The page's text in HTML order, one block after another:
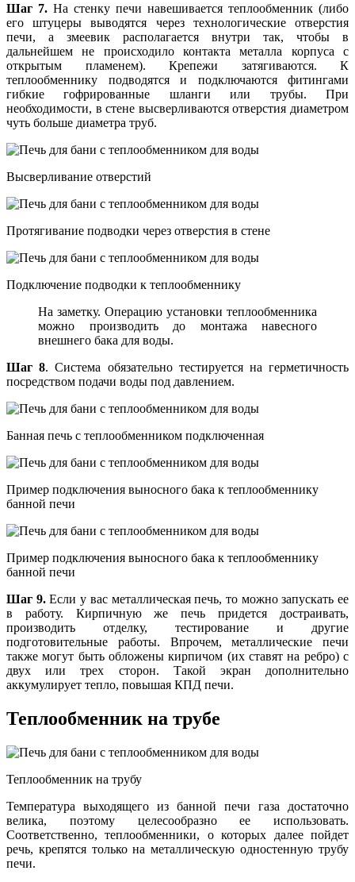
Шаг 7. На стенку печи навешивается теплообменник (либо
его штуцеры выводятся через технологические отверстия
печи, а змеевик располагается внутри так, чтобы в
дальнейшем не происходило контакта металла корпуса с
открытым пламенем). Крепежи затягиваются. К
теплообменнику подводятся и подключаются фитингами
гибкие гофрированные шланги или трубы. При
необходимости, в стене высверливаются отверстия диаметром
чуть больше диаметра труб.
Высверливание отверстий
Протягивание подводки через отверстия в стене
Подключение подводки к теплообменнику
На заметку. Операцию установки теплообменника
можно производить до монтажа навесного
внешнего бака для воды.
Шаг 8. Система обязательно тестируется на герметичность
посредством подачи воды под давлением.
Банная печь с теплообменником подключенная
Пример подключения выносного бака к теплообменнику
банной печи
Пример подключения выносного бака к теплообменнику
банной печи
Шаг 9.Если у вас металлическая печь, то можно запускать ее
в работу. Кирпичную же печь придется достраивать,
производить отделку, тестирование и другие
подготовительные работы. Впрочем, металлические печи
также могут быть обложены кирпичом (их ставят на ребро) с
двух или трех сторон. Такой экран дополнительно
аккумулирует тепло, повышая КПД печи.
Теплообменник на трубе
Теплообменник на трубу
Температура выходящего из банной печи газа достаточно
велика, поэтому целесообразно ее использовать.
Соответственно, теплообменники, о которых далее пойдет
речь, крепятся только на металлическую одностенную трубу
печи.